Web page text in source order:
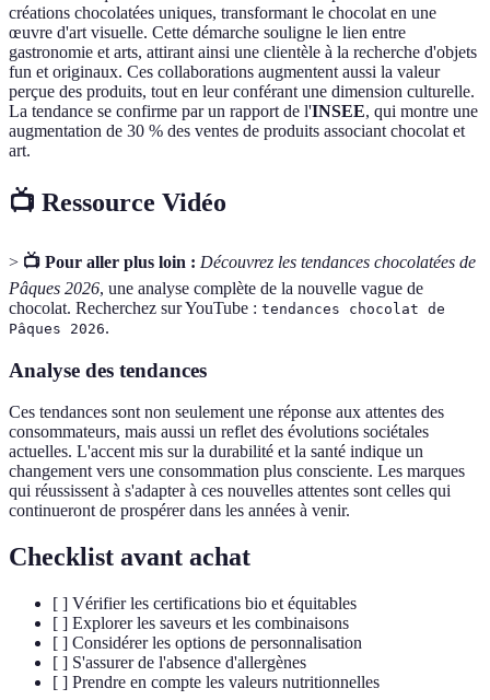
créations chocolatées uniques, transformant le chocolat en une
œuvre d'art visuelle. Cette démarche souligne le lien entre
gastronomie et arts, attirant ainsi une clientèle à la recherche d'objets
fun et originaux. Ces collaborations augmentent aussi la valeur
perçue des produits, tout en leur conférant une dimension culturelle.
La tendance se confirme par un rapport de l'INSEE, qui montre une
augmentation de 30 % des ventes de produits associant chocolat et
art.
📺 Ressource Vidéo
> 📺 Pour aller plus loin : Découvrez les tendances chocolatées de
Pâques 2026, une analyse complète de la nouvelle vague de
chocolat. Recherchez sur YouTube : tendances chocolat de
Pâques 2026.
Analyse des tendances
Ces tendances sont non seulement une réponse aux attentes des
consommateurs, mais aussi un reflet des évolutions sociétales
actuelles. L'accent mis sur la durabilité et la santé indique un
changement vers une consommation plus consciente. Les marques
qui réussissent à s'adapter à ces nouvelles attentes sont celles qui
continueront de prospérer dans les années à venir.
Checklist avant achat
[ ] Vérifier les certifications bio et équitables
[ ] Explorer les saveurs et les combinaisons
[ ] Considérer les options de personnalisation
[ ] S'assurer de l'absence d'allergènes
[ ] Prendre en compte les valeurs nutritionnelles